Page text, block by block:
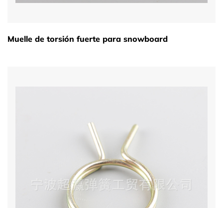
Muelle de torsión fuerte para snowboard